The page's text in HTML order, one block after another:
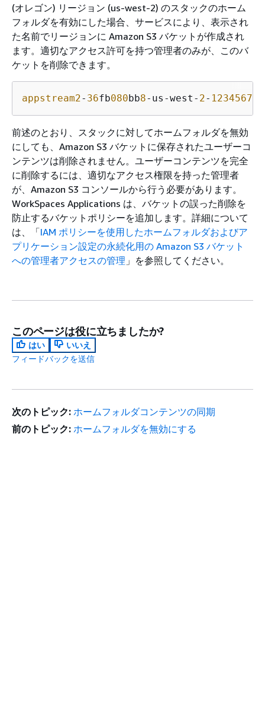
(オレゴン) リージョン (us-west-2) のスタックのホーム
フォルダを有効にした場合、サービスにより、表示され
た名前でリージョンに Amazon S3 バケットが作成され
ます。適切なアクセス許可を持つ管理者のみが、このバ
ケットを削除できます。
appstream2- 36fb080bb8-us-west- 2-
前述のとおり、スタックに対してホームフォルダを無効
にしても、Amazon S3 バケットに保存されたユーザーコ
ンテンツは削除されません。ユーザーコンテンツを完全
に削除するには、適切なアクセス権限を持った管理者
が、Amazon S3 コンソールから行う必要があります。
WorkSpaces Applications は、バケットの誤った削除を
防止するバケットポリシーを追加します。詳細について
は、「IAM ポリシーを使用したホームフォルダおよびア
プリケーション設定の永続化用の Amazon S3 バケット
への管理者アクセスの管理 」を参照してください。
このページは役に立ちましたか?
はい
いいえ
フィードバックを送信
次のトピック: ホームフォルダコンテンツの同期
前のトピック: ホームフォルダを無効にする